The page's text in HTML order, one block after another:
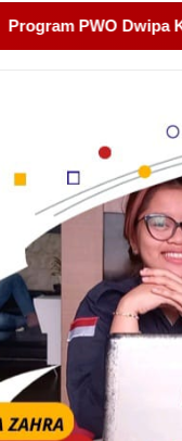
Wujud Kepedulian